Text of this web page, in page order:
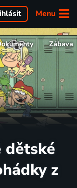
Menu
Zábava
dětské
z